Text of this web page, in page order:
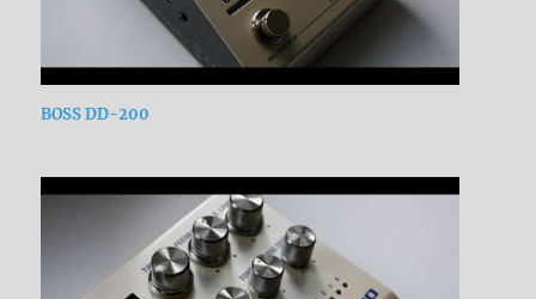
BOSS DD-200